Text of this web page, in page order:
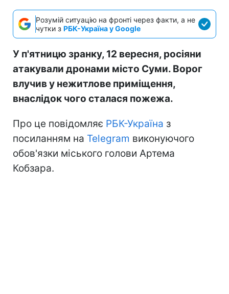
Розумій ситуацію на фронті через факти, а не
чутки з РБК-Україна у Google
У п'ятницю зранку, 12 вересня, росіяни
атакували дронами місто Суми. Ворог
влучив у нежитлове приміщення,
внаслідок чого сталася пожежа.
Про це повідомляє РБК-Україна з
посиланням на Telegram виконуючого
обов'язки міського голови Артема
Кобзара.